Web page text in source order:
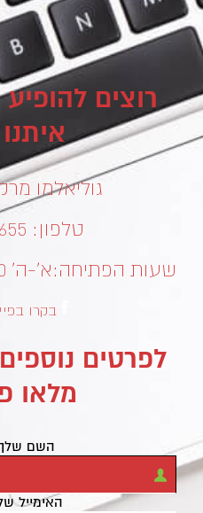
רוצים
גוליאלמו מרקוני
טלפון: 077-9965655
שעות הפתיחה:א’-ה’ 08:00-17:00
בקרו
לפרטים
מלאו
השם
האימייל